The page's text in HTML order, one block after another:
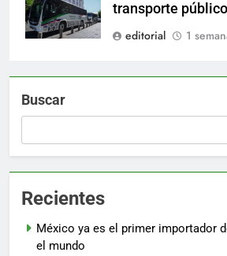
transporte público
editorial
1
Buscar
Recientes
México ya es el primer importador
el mundo